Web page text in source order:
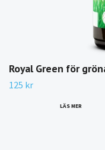
Royal Green för
125 kr
LÄS MER